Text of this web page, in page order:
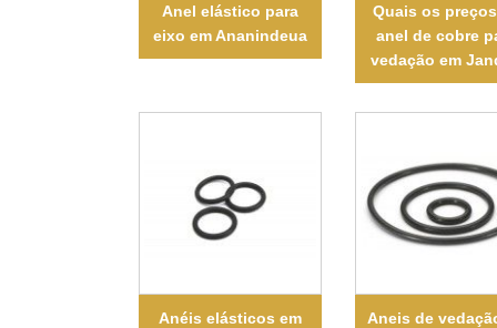
Anel elástico para
eixo em Ananindeua
Quais os
anel de cobre
vedação em
Anéis elásticos em
Aneis de